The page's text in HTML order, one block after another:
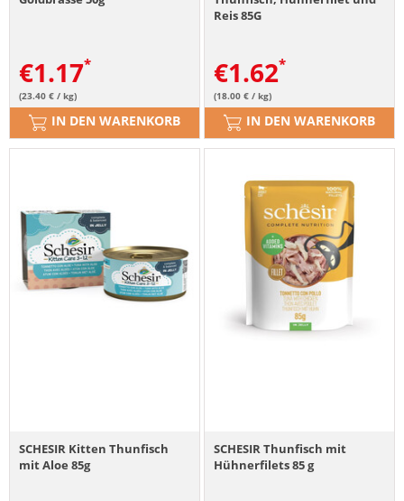
€1.17
(23.40 € / kg)
IN DEN WARENKORB
Reis 85G
€1.62
(18.00 € / kg)
IN DEN WARENKORB
SCHESIR Kitten Thunfisch
mit Aloe 85g
SCHESIR Thunfisch mit
Hühnerfilets 85 g